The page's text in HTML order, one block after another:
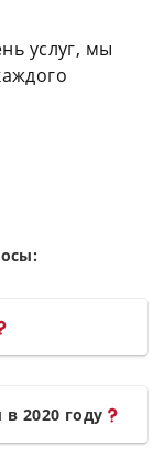
услуг, мы
2020 году